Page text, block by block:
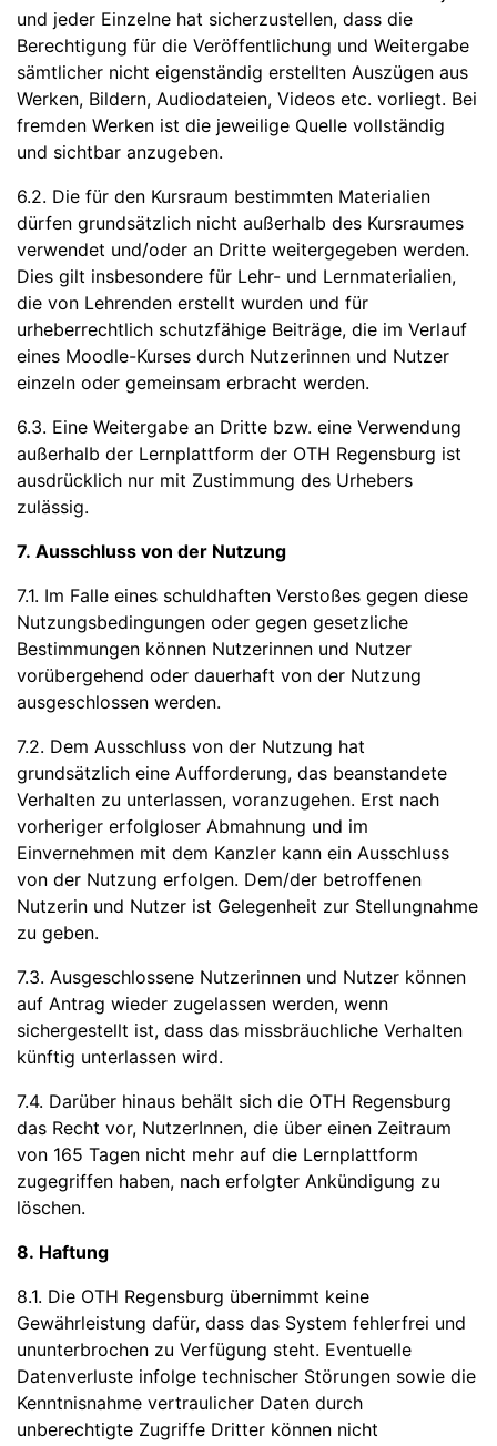
und jeder Einzelne hat sicherzustellen, dass die
Berechtigung für die Veröffentlichung und Weitergabe
sämtlicher nicht eigenständig erstellten Auszügen aus
Werken, Bildern, Audiodateien, Videos etc. vorliegt. Bei
fremden Werken ist die jeweilige Quelle vollständig
und sichtbar anzugeben.
6.2. Die für den Kursraum bestimmten Materialien
dürfen grundsätzlich nicht außerhalb des Kursraumes
verwendet und/oder an Dritte weitergegeben werden.
Dies gilt insbesondere für Lehr- und Lernmaterialien,
die von Lehrenden erstellt wurden und für
urheberrechtlich schutzfähige Beiträge, die im Verlauf
eines Moodle-Kurses durch Nutzerinnen und Nutzer
einzeln oder gemeinsam erbracht werden.
6.3. Eine Weitergabe an Dritte bzw. eine Verwendung
außerhalb der Lernplattform der OTH Regensburg ist
ausdrücklich nur mit Zustimmung des Urhebers
zulässig.
7. Ausschluss von der Nutzung
7.1. Im Falle eines schuldhaften Verstoßes gegen diese
Nutzungsbedingungen oder gegen gesetzliche
Bestimmungen können Nutzerinnen und Nutzer
vorübergehend oder dauerhaft von der Nutzung
ausgeschlossen werden.
7.2. Dem Ausschluss von der Nutzung hat
grundsätzlich eine Aufforderung, das beanstandete
Verhalten zu unterlassen, voranzugehen. Erst nach
vorheriger erfolgloser Abmahnung und im
Einvernehmen mit dem Kanzler kann ein Ausschluss
von der Nutzung erfolgen. Dem/der betroffenen
Nutzerin und Nutzer ist Gelegenheit zur Stellungnahme
zu geben.
7.3. Ausgeschlossene Nutzerinnen und Nutzer können
auf Antrag wieder zugelassen werden, wenn
sichergestellt ist, dass das missbräuchliche Verhalten
künftig unterlassen wird.
7.4. Darüber hinaus behält sich die OTH Regensburg
das Recht vor, NutzerInnen, die über einen Zeitraum
von 165 Tagen nicht mehr auf die Lernplattform
zugegriffen haben, nach erfolgter Ankündigung zu
löschen.
8. Haftung
8.1. Die OTH Regensburg übernimmt keine
Gewährleistung dafür, dass das System fehlerfrei und
ununterbrochen zu Verfügung steht. Eventuelle
Datenverluste infolge technischer Störungen sowie die
Kenntnisnahme vertraulicher Daten durch
unberechtigte Zugriffe Dritter können nicht